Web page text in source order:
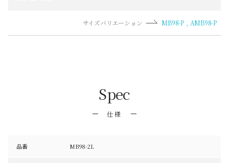
サイズバリエーション MB98-P AMB98-P
Spec
仕様
品番 MB98-2L